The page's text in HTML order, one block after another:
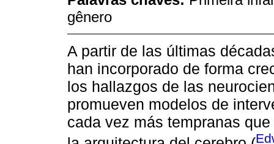
gênero
A partir de las últimas
han incorporado de forma
los hallazgos de las
promueven modelos de
cada vez más tempranas